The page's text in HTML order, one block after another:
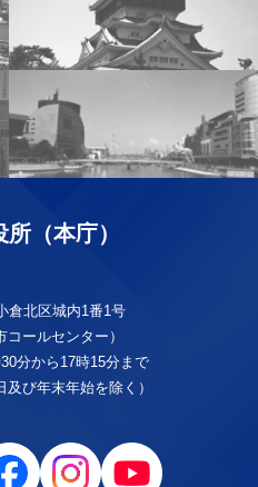
（本庁）
北区城内1番1号
ールセンター）
分から17時15分まで
及び年末年始を除く）